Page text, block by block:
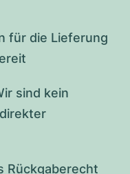
für die Lieferung
sind kein
Rückgaberecht